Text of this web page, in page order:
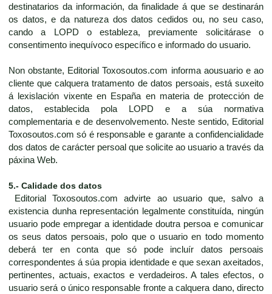
destinatarios da información, da finalidade á que se destinarán
os datos, e da natureza dos datos cedidos ou, no seu caso,
cando a LOPD o estableza, previamente solicitárase o
consentimento inequívoco específico e informado do usuario.
Non obstante, Editorial Toxosoutos.com informa aousuario e ao
cliente que calquera tratamento de datos persoais, está suxeito
á lexislación vixente en España en materia de protección de
datos, establecida pola LOPD e a súa normativa
complementaria e de desenvolvemento. Neste sentido, Editorial
Toxosoutos.com só é responsable e garante a confidencialidade
dos datos de carácter persoal que solicite ao usuario a través da
páxina Web.
5.- Calidade dos datos
Editorial Toxosoutos.com advirte ao usuario que, salvo a
existencia dunha representación legalmente constituída, ningún
usuario pode empregar a identidade doutra persoa e comunicar
os seus datos persoais, polo que o usuario en todo momento
deberá ter en conta que só pode incluír datos persoais
correspondentes á súa propia identidade e que sexan axeitados,
pertinentes, actuais, exactos e verdadeiros. A tales efectos, o
usuario será o único responsable fronte a calquera dano, directo